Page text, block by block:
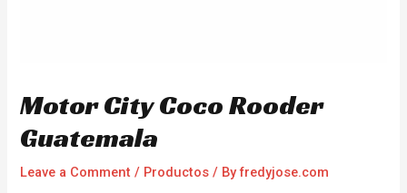
Motor City Coco Rooder
Guatemala
Leave a Comment / Productos / Byfredyjose.com